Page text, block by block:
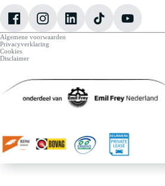
Algemene voorwaarden
Privacyverklaring
Cookies
Disclaimer